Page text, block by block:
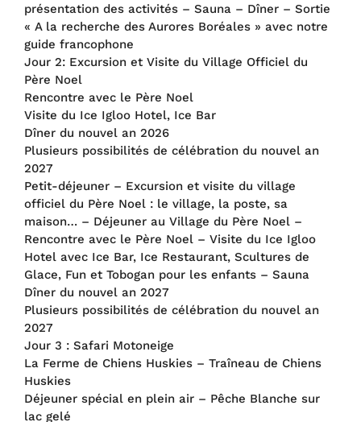
présentation des activités – Sauna – Dîner – Sortie
« A la recherche des Aurores Boréales » avec notre
guide francophone
Jour 2: Excursion et Visite du Village Officiel du
Père Noel
Rencontre avec le Père Noel
Visite du Ice Igloo Hotel, Ice Bar
Dîner du nouvel an 2026
Plusieurs possibilités de célébration du nouvel an
2027
Petit-déjeuner – Excursion et visite du village
officiel du Père Noel : le village, la poste, sa
maison… – Déjeuner au Village du Père Noel –
Rencontre avec le Père Noel – Visite du Ice Igloo
Hotel avec Ice Bar, Ice Restaurant, Scultures de
Glace, Fun et Tobogan pour les enfants – Sauna
Dîner du nouvel an 2027
Plusieurs possibilités de célébration du nouvel an
2027
Jour 3 : Safari Motoneige
La Ferme de Chiens Huskies – Traîneau de Chiens
Huskies
Déjeuner spécial en plein air – Pêche Blanche sur
lac gelé